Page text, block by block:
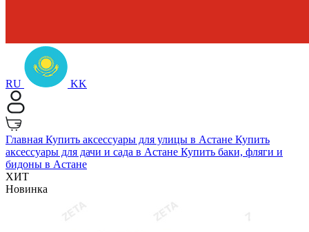
RU KK
Главная Купить аксессуары для улицы в Астане Купить
аксессуары для дачи и сада в Астане Купить баки, фляги и
бидоны в Астане
ХИТ
Новинка